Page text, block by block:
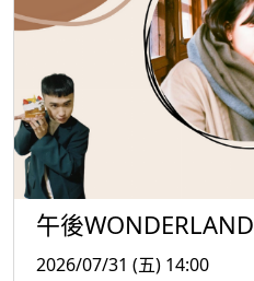
午後WONDERLAND
2026/07/31 (五) 14:00